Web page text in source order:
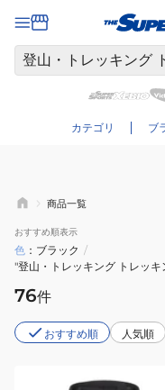
カテゴリ ブ
商品一覧
おすすめ順表示
色 ブラック /
"登山・トレッキング トレッ
76件
おすすめ順 人気順